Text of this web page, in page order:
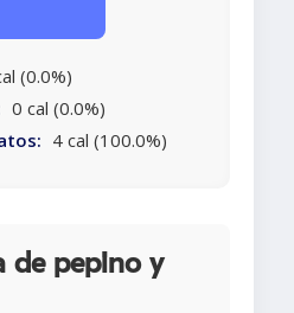
(0.0%)
0 cal (0.0%)
4 cal (100.0%)
de pepino y